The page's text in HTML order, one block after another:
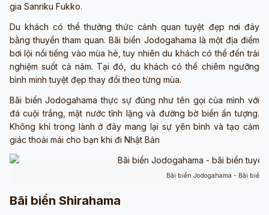
gia Sanriku Fukko.
Du khách có thể thưởng thức cảnh quan tuyệt đẹp nơi đây
bằng thuyền tham quan. Bãi biển Jodogahama là một địa điểm
bơi lội nổi tiếng vào mùa hè, tuy nhiên du khách có thể đến trải
nghiệm suốt cả năm. Tại đó, du khách có thể chiêm ngưỡng
bình minh tuyệt đẹp thay đổi theo từng mùa.
Bãi biển Jodogahama thực sự đúng như tên gọi của mình với
đá cuội trắng, mặt nước tĩnh lặng và đường bờ biển ấn tượng.
Không khí trong lành ở đây mang lại sự yên bình và tạo cảm
giác thoải mái cho bạn khi đi Nhật Bản
Bãi biển Jodogahama - Bãi biển
Bãi biển Shirahama